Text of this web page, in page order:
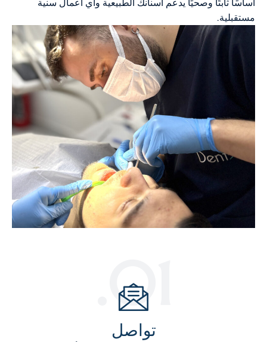
أساسًا ثابتًا وصحيًا يدعم أسنانك الطبيعية وأي أعمال سنية
مستقبلية.
01.
تواصل